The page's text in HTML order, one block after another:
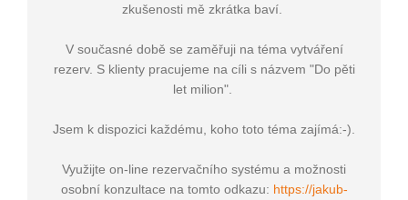
zkušenosti mě zkrátka baví.
V současné době se zaměřuji na téma vytváření
rezerv. S klienty pracujeme na cíli s názvem "Do pěti
let milion".
Jsem k dispozici každému, koho toto téma zajímá:-).
Využijte on-line rezervačního systému a možnosti
osobní konzultace na tomto odkazu: https://jakub-